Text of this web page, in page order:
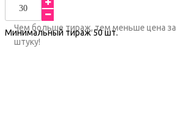
Чем больше тираж, тем меньше цена за
штуку!
Минимальный тираж50шт.